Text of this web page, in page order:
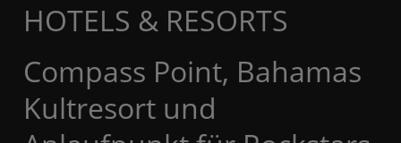
HOTELS & RESORTS
Compass Point, Bahamas
Kultresort und